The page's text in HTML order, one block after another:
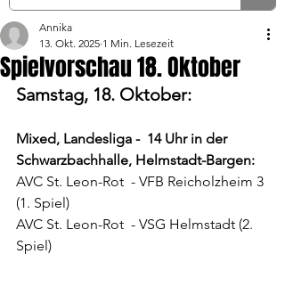
Spielvorschau 18. Oktober
Annika
13. Okt. 2025 1 Min. Lesezeit
Samstag, 18. Oktober:
Mixed, Landesliga -  14 Uhr in der
Schwarzbachhalle, Helmstadt-Bargen:
AVC St. Leon-Rot  - VFB Reicholzheim 3
(1. Spiel)
AVC St. Leon-Rot  - VSG Helmstadt (2.
Spiel)